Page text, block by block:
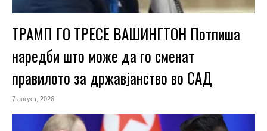
ТРАМП ГО ТРЕСЕ ВАШИНГТОН Потпиша
наредби што може да го сменат
правилото за државјанство во САД
7 август, 2026